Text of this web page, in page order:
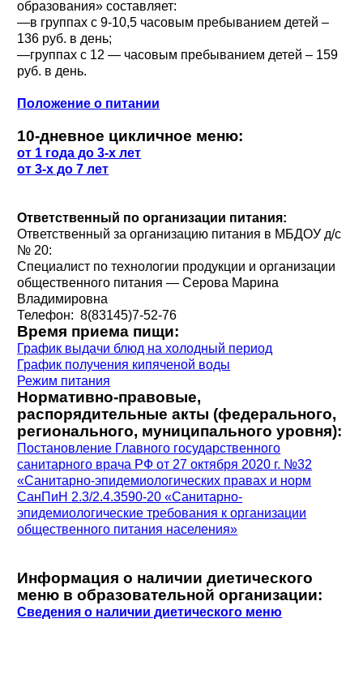
образования» составляет:
—в группах с 9-10,5 часовым пребыванием детей –
136 руб. в день;
—группах с 12 — часовым пребыванием детей – 159
руб. в день.
Положение о питании
10-дневное цикличное меню:
от 1 года до 3-х лет
от 3-х до 7 лет
Ответственный по организации питания:
Ответственный за организацию питания в МБДОУ д/с
№ 20:
Специалист по технологии продукции и организации
общественного питания — Серова Марина
Владимировна
Телефон: 8(83145)7-52-76
Время приема пищи:
График выдачи блюд на холодный период
График получения кипяченой воды
Режим питания
Нормативно-правовые,
распорядительные акты (федерального,
регионального, муниципального уровня):
Постановление Главного государственного
санитарного врача РФ от 27 октября 2020 г. №32
«Санитарно-эпидемиологических правах и норм
СанПиН 2.3/2.4.3590-20 «Санитарно-
эпидемиологические требования к организации
общественного питания населения»
Информация о наличии диетического
меню в образовательной организации:
Сведения о наличии диетического меню